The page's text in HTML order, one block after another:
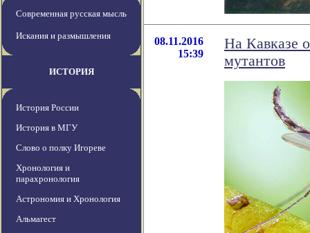
Современная русская мысль
Искания и размышления
ИСТОРИЯ
История России
История в МГУ
Слово о полку Игореве
Хронология и
парахронология
Астрономия и Хронология
Альмагест
08.11.2016
15:39
На Кавказе
мутантов